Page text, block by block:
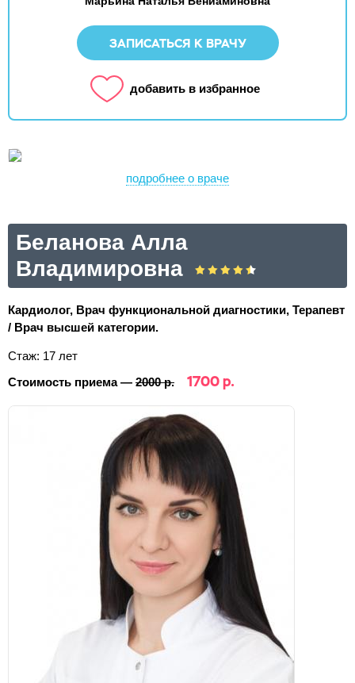
ЗАПИСАТЬСЯ К ВРАЧУ
добавить в избранное
подробнее о враче
Беланова Алла
Владимировна
Кардиолог, Врач функциональной диагностики, Терапевт
/ Врач высшей категории.
Стаж: 17 лет
Стоимость приема — 2000 р. 1700 р.